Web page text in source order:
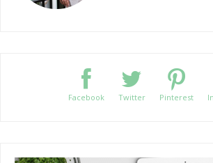
Facebook Twitter Pinterest